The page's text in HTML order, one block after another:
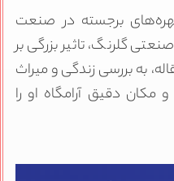
برجسته در صنعت
گلرنگ، تاثیر بزرگی بر
به بررسی زندگی و میراث
مکان دقیق آرامگاه او را